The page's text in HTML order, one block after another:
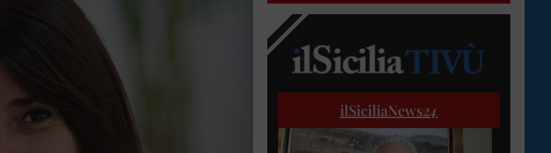
ilSiciliaNews24